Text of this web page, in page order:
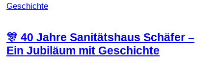
🎊 40 Jahre Sanitätshaus Schäfer –
Ein Jubiläum mit Geschichte